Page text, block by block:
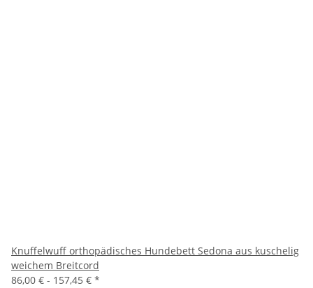
Knuffelwuff orthopädisches Hundebett Sedona aus kuschelig
weichem Breitcord
86,00 € - 157,45 € *